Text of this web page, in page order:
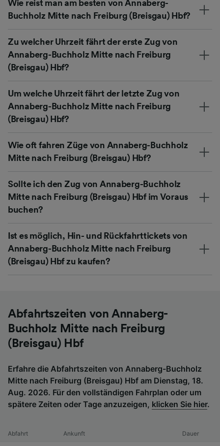
Wie reist man am besten von Annaberg-
Buchholz Mitte nach Freiburg (Breisgau) Hbf?
Zu welcher Uhrzeit fährt der erste Zug von
Annaberg-Buchholz Mitte nach Freiburg
(Breisgau) Hbf?
Um welche Uhrzeit fährt der letzte Zug von
Annaberg-Buchholz Mitte nach Freiburg
(Breisgau) Hbf?
Wie oft fahren Züge von Annaberg-Buchholz
Mitte nach Freiburg (Breisgau) Hbf?
Sollte ich den Zug von Annaberg-Buchholz
Mitte nach Freiburg (Breisgau) Hbf im Voraus
buchen?
Ist es möglich, Hin- und Rückfahrttickets von
Annaberg-Buchholz Mitte nach Freiburg
(Breisgau) Hbf zu kaufen?
Abfahrtszeiten von Annaberg-
Buchholz Mitte nach Freiburg
(Breisgau) Hbf
Erfahre die Abfahrtszeiten von Annaberg-Buchholz
Mitte nach Freiburg (Breisgau) Hbf am Dienstag, 18.
Aug. 2026. Für den vollständigen Fahrplan oder um
spätere Zeiten oder Tage anzuzeigen, klicken Sie hier.
Abfahrt Ankunft Dauer